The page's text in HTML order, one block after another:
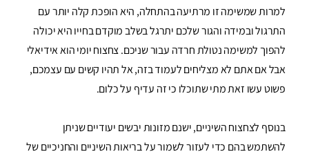
למרות שמשימה זו מרתיעה בהתחלה, היא הופכת קלה יותר עם
התרגול ובמידה והגור שלכם יתרגל בשלב מוקדם בחייו היא יכולה
להפוך למשימה נטולת חרדה עבור שניכם. צחצוח יומי הוא אידיאלי
אבל אם אתם לא מצליחים לעמוד בזה, אל תהיו קשים עם עצמכם,
פשוט עשו זאת מתי שתוכלו כי זה עדיף על כלום.
בנוסף לצחצוח השיניים, ישנם מזונות יבשים יעודיים שניתן
להשתמש בהם כדי לעזור לשמור על בריאות השיניים והחניכיים של